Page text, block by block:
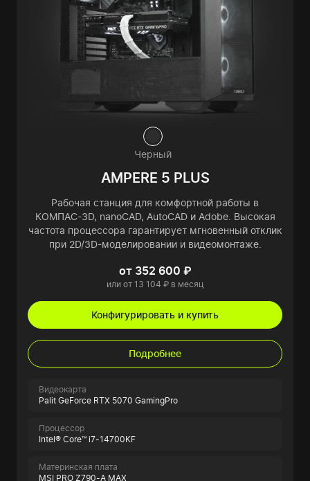
Черный
AMPERE 5 PLUS
Рабочая станция для комфортной работы в
КОМПАС-3D, nanoCAD, AutoCAD и Adobe. Высокая
частота процессора гарантирует мгновенный отклик
при 2D/3D-моделировании и видеомонтаже.
от 352 600 ₽
или от 13 104 ₽ в месяц
Конфигурировать и купить
Подробнее
Видеокарта
Palit GeForce RTX 5070 GamingPro
Процессор
Intel® Core™ i7-14700KF
Материнская плата
MSI PRO Z790-A MAX